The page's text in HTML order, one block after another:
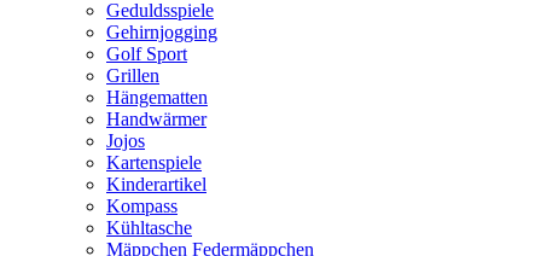
Geduldsspiele
Gehirnjogging
Golf Sport
Grillen
Hängematten
Handwärmer
Jojos
Kartenspiele
Kinderartikel
Kompass
Kühltasche
Mäppchen Federmäppchen